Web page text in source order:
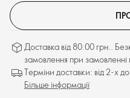
Доставка від 80.00 грн..
замовлення при замовленні
Терміни доставки: від 2-х
Більше інформації